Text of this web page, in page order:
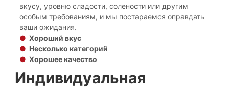
вкусу, уровню сладости, солености или другим
особым требованиям, и мы постараемся оправдать
ваши ожидания.
● Хороший вкус
● Несколько категорий
● Хорошее качество
Индивидуальная